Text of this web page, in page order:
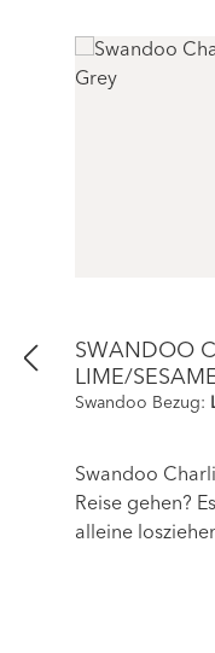
SWANDOO
LIME/
Swandoo Bezug:
Swandoo
Reise gehen?
alleine